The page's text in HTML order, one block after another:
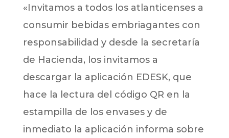
«Invitamos a todos los atlanticenses a
consumir bebidas embriagantes con
responsabilidad y desde la secretaría
de Hacienda, los invitamos a
descargar la aplicación EDESK, que
hace la lectura del código QR en la
estampilla de los envases y de
inmediato la aplicación informa sobre